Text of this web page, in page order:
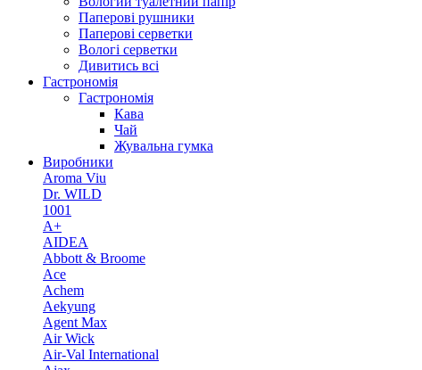
Паперові рушники
Паперові серветки
Вологі серветки
Дивитись всі
Гастрономія
Гастрономія
Кава
Чай
Жувальна гумка
Виробники
Aroma Viu
Dr. WILD
1001
A+
AIDEA
Abbott & Broome
Ace
Achem
Aekyung
Agent Max
Air Wick
Air-Val International